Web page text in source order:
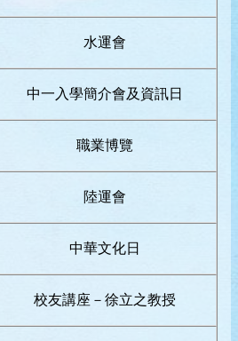
水運會
中一入學簡介會及資訊日
職業博覽
陸運會
中華文化日
校友講座－徐立之教授